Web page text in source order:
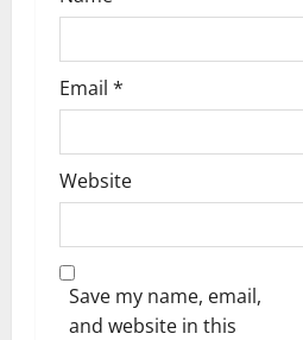
Email *
Website
Save my name, email,
and website in this